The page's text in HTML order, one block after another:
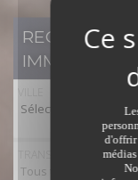
IMMOBILIER
Sélectionner toutes
Tous types de
d'offrir